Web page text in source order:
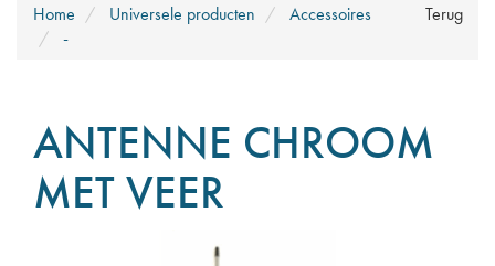
Terug
Home Universele producten
Accessoires
-
ANTENNE CHROOM
MET VEER